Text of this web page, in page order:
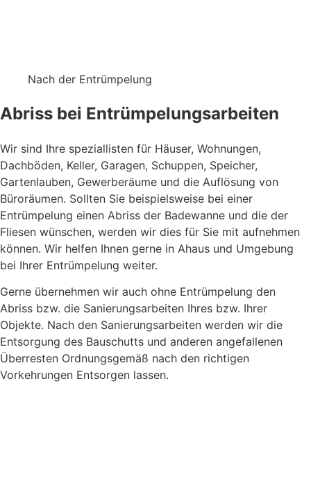
Nach der Entrümpelung
Abriss bei Entrümpelungsarbeiten
Wir sind Ihre speziallisten für Häuser, Wohnungen,
Dachböden, Keller, Garagen, Schuppen, Speicher,
Gartenlauben, Gewerberäume und die Auflösung von
Büroräumen. Sollten Sie beispielsweise bei einer
Entrümpelung einen Abriss der Badewanne und die der
Fliesen wünschen, werden wir dies für Sie mit aufnehmen
können. Wir helfen Ihnen gerne in Ahaus und Umgebung
bei Ihrer Entrümpelung weiter.
Gerne übernehmen wir auch ohne Entrümpelung den
Abriss bzw. die Sanierungsarbeiten Ihres bzw. Ihrer
Objekte. Nach den Sanierungsarbeiten werden wir die
Entsorgung des Bauschutts und anderen angefallenen
Überresten Ordnungsgemäß nach den richtigen
Vorkehrungen Entsorgen lassen.